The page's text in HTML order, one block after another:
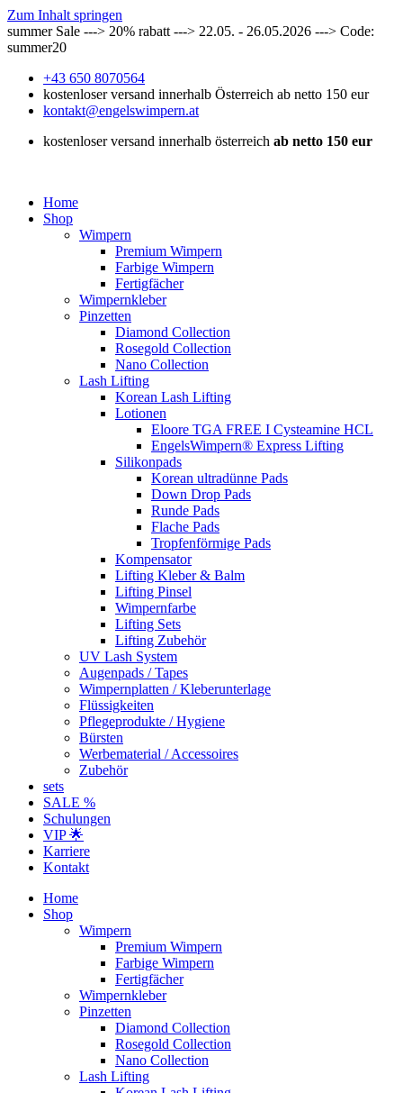
Zum Inhalt springen
summer Sale ---> 20% rabatt ---> 22.05. - 26.05.2026 ---> Code:
summer20
+43 650 8070564
kostenloser versand innerhalb Österreich ab netto 150 eur
kontakt@engelswimpern.at
kostenloser versand innerhalb österreich ab netto 150 eur
Home
Shop
Wimpern
Premium Wimpern
Farbige Wimpern
Fertigfächer
Wimpernkleber
Pinzetten
Diamond Collection
Rosegold Collection
Nano Collection
Lash Lifting
Korean Lash Lifting
Lotionen
Eloore TGA FREE I Cysteamine HCL
EngelsWimpern® Express Lifting
Silikonpads
Korean ultradünne Pads
Down Drop Pads
Runde Pads
Flache Pads
Tropfenförmige Pads
Kompensator
Lifting Kleber & Balm
Lifting Pinsel
Wimpernfarbe
Lifting Sets
Lifting Zubehör
UV Lash System
Augenpads / Tapes
Wimpernplatten / Kleberunterlage
Flüssigkeiten
Pflegeprodukte / Hygiene
Bürsten
Werbematerial / Accessoires
Zubehör
sets
SALE %
Schulungen
VIP 🌟
Karriere
Kontakt
Home
Shop
Wimpern
Premium Wimpern
Farbige Wimpern
Fertigfächer
Wimpernkleber
Pinzetten
Diamond Collection
Rosegold Collection
Nano Collection
Lash Lifting